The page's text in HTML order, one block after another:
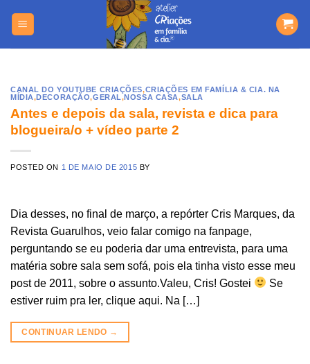
CANAL DO YOUTUBE CRIAÇÕES,CRIAÇÕES EM FAMÍLIA & CIA. NA
MÍDIA,DECORAÇÃO,GERAL,NOSSA CASA,SALA
Antes e depois da sala, revista e dica para
blogueira/o + vídeo parte 2
POSTED ON 1 DE MAIO DE 2015 BY
Dia desses, no final de março, a repórter Cris Marques, da
Revista Guarulhos, veio falar comigo na fanpage,
perguntando se eu poderia dar uma entrevista, para uma
matéria sobre sala sem sofá, pois ela tinha visto esse meu
post de 2011, sobre o assunto.Valeu, Cris! Gostei
Se
estiver ruim pra ler, clique aqui. Na […]
CONTINUAR LENDO →